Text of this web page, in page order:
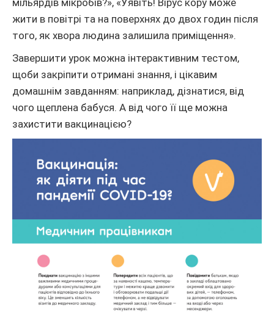
мільярдів мікробів?», «Уявіть! Вірус кору може
жити в повітрі та на поверхнях до двох годин після
того, як хвора людина залишила приміщення».
Завершити урок можна інтерактивним тестом,
щоби закріпити отримані знання, і цікавим
домашнім завданням: наприклад, дізнатися, від
чого щеплена бабуся. А від чого її ще можна
захистити вакцинацією?